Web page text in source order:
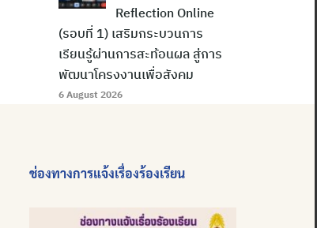
Reflection Online
(รอบที่ 1) เสริมกระบวนการ
เรียนรู้ผ่านการสะท้อนผล สู่การ
พัฒนาโครงงานเพื่อสังคม
6 August 2026
ช่องทางการแจ้งเรื่องร้องเรียน